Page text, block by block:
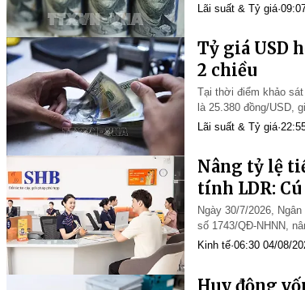
Lãi suất & Tỷ giá·
Tỷ giá USD
2 chiều
Tại thời điểm khảo
là 25.380 đồng/USD,
Lãi suất & Tỷ giá·
Nâng tỷ lệ
tính LDR:
lãi suất huy
Ngày 30/7/2026,
số 1743/QĐ-NHNN,
tính vào nguồn vốn
Kinh tế·06:30 04/08/
Huy động